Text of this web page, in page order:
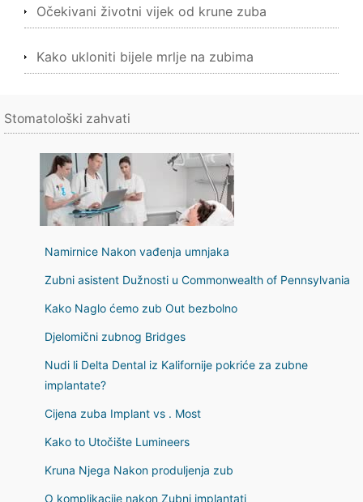
Očekivani životni vijek od krune zuba
Kako ukloniti bijele mrlje na zubima
Stomatološki zahvati
Namirnice Nakon vađenja umnjaka
Zubni asistent Dužnosti u Commonwealth of Pennsylvania
Kako Naglo ćemo zub Out bezbolno
Djelomični zubnog Bridges
Nudi li Delta Dental iz Kalifornije pokriće za zubne
implantate?
Cijena zuba Implant vs . Most
Kako to Utočište Lumineers
Kruna Njega Nakon produljenja zub
O komplikacije nakon Zubni implantati